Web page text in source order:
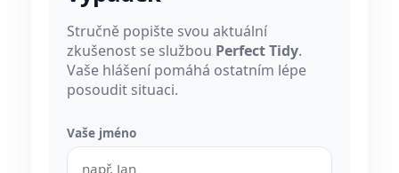
Stručně popište svou aktuální
zkušenost se službou Perfect Tidy.
Vaše hlášení pomáhá ostatním lépe
posoudit situaci.
Vaše jméno